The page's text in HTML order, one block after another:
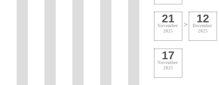
21
November
2025
> 12
December
2025
17
November
2025